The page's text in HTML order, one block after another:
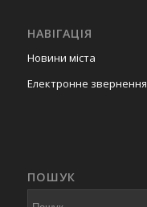
НАВІГАЦІЯ
Новини міста
Електронне звернення
ПОШУК